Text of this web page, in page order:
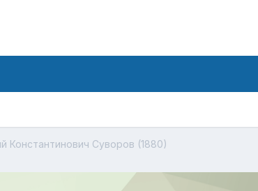
Константинович Суворов (1880)